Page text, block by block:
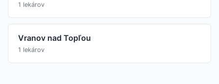
1 lekárov
Vranov nad Topľou
1 lekárov